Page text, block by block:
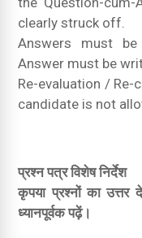
clearly struck off.
Answers must
Answer must be
Re-evaluation /
candidate is not
प्रश्न पत्र विशेष निर्देश
कृपया प्रश्नों का उत्तर
ध्यानपूर्वक पढ़ें।